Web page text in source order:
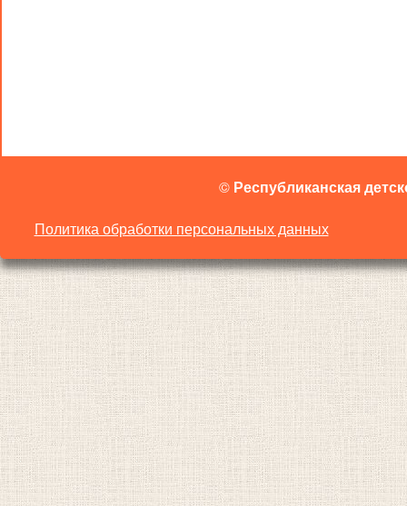
© Республиканская
Политика обработки персональных данных